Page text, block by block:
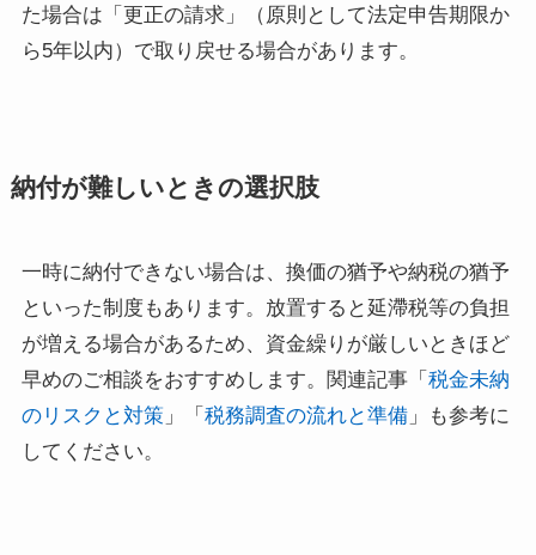
た場合は「更正の請求」（原則として法定申告期限か
ら5年以内）で取り戻せる場合があります。
納付が難しいときの選択肢
一時に納付できない場合は、換価の猶予や納税の猶予
といった制度もあります。放置すると延滯税等の負担
が増える場合があるため、資金繰りが厳しいときほど
早めのご相談をおすすめします。関連記事「 税金未納
のリスクと対策 」「 税務調査の流れと準備」も参考に
してください。